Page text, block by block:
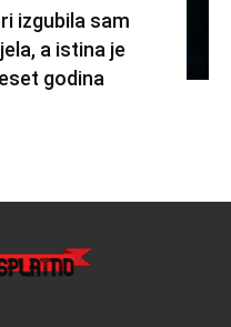
izgubila sam
a istina je
godina